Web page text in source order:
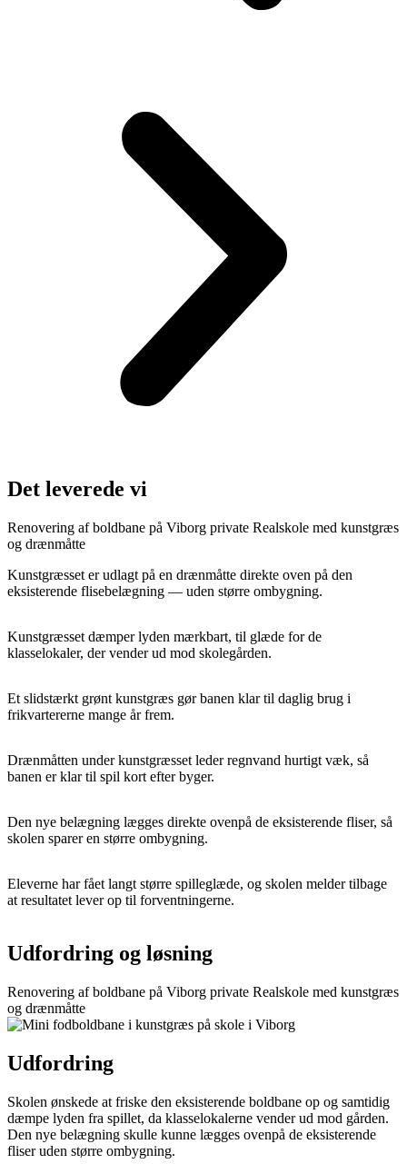
Det leverede vi
Renovering af boldbane på Viborg private Realskole med kunstgræs
og drænmåtte
Kunstgræsset er udlagt på en drænmåtte direkte oven på den
eksisterende flisebelægning — uden større ombygning.
Kunstgræsset dæmper lyden mærkbart, til glæde for de
klasselokaler, der vender ud mod skolegården.
Et slidstærkt grønt kunstgræs gør banen klar til daglig brug i
frikvartererne mange år frem.
Drænmåtten under kunstgræsset leder regnvand hurtigt væk, så
banen er klar til spil kort efter byger.
Den nye belægning lægges direkte ovenpå de eksisterende fliser, så
skolen sparer en større ombygning.
Eleverne har fået langt større spilleglæde, og skolen melder tilbage
at resultatet lever op til forventningerne.
Udfordring og løsning
Renovering af boldbane på Viborg private Realskole med kunstgræs
og drænmåtte
Udfordring
Skolen ønskede at friske den eksisterende boldbane op og samtidig
dæmpe lyden fra spillet, da klasselokalerne vender ud mod gården.
Den nye belægning skulle kunne lægges ovenpå de eksisterende
fliser uden større ombygning.